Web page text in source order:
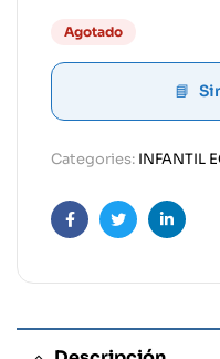
Agotado
Categories: INFANTIL
FacebookTwitter